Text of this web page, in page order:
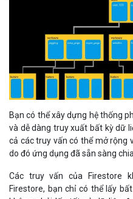
và dễ dàng truy xuất bất kỳ dữ
cả các truy vấn có thể mở rộng
do đó ứng dụng đã sẵn sàng
Firestore, bạn chỉ có thể lấy
không phải lấy tất cả dữ liệu